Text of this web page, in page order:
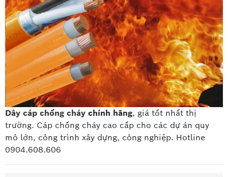
Dây cáp chống cháy chính hãng, giá tốt nhất thị
trường. Cáp chống cháy cao cấp cho các dự án quy
mô lớn, công trình xây dựng, công nghiệp. Hotline
0904.608.606